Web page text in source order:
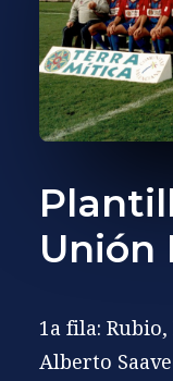
Unión
1a fila:
Alberto